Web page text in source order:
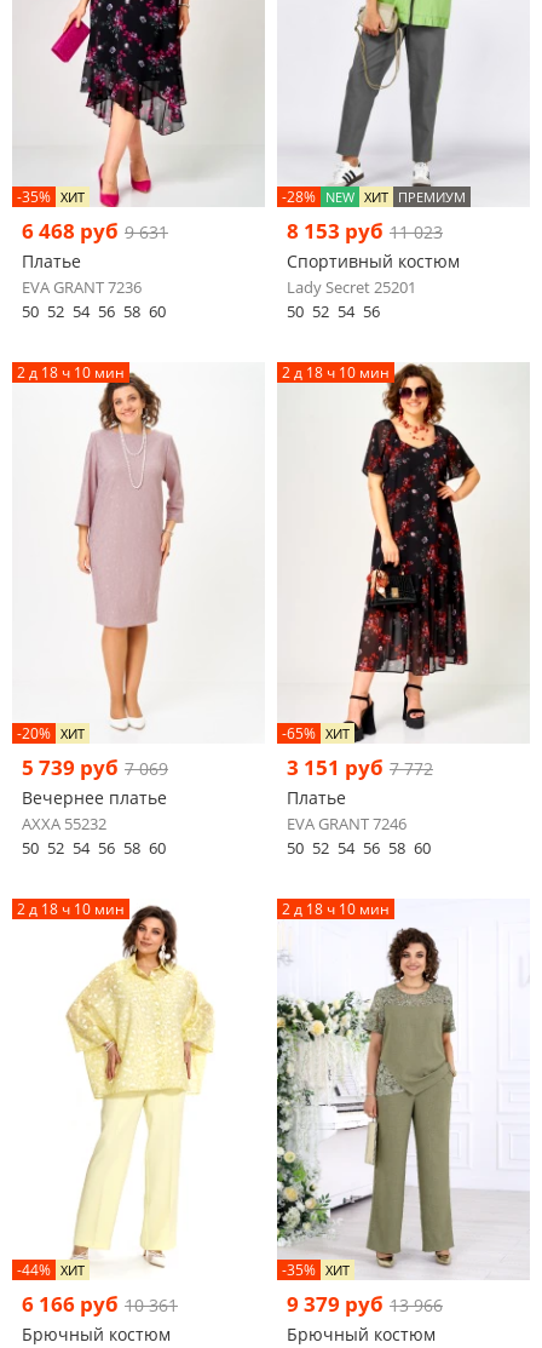
-35% ХИТ
6 468 руб 9 631
Платье
EVA GRANT 7236
50 52 54 56 58 60
-28% NEW ХИТ ПРЕМИУМ
8 153 руб 11 023
Спортивный костюм
Lady Secret 25201
50 52 54 56
2 д 18 ч 10 мин
-20% ХИТ
5 739 руб 7 069
Вечернее платье
AXXA 55232
50 52 54 56 58 60
2 д 18 ч 10 мин
-65% ХИТ
3 151 руб 7 772
Платье
EVA GRANT 7246
50 52 54 56 58 60
2 д 18 ч 10 мин
-44% ХИТ
6 166 руб 10 361
Брючный костюм
2 д 18 ч 10 мин
-35% ХИТ
9 379 руб 13 966
Брючный костюм